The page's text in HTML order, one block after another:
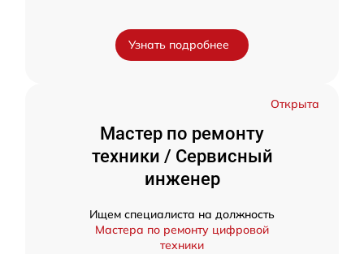
Узнать подробнее
Открыта
Мастер по ремонту
техники / Сервисный
инженер
Ищем специалиста на должность
Мастера по ремонту цифровой
техники